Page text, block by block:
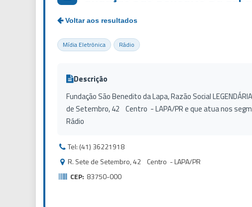
Mídia Eletrônica Rádio
Descrição
Fundação São Benedito da Lapa, Razão Social
de Setembro, 42 Centro - LAPA/PR e que atua nos
Rádio
Tel: (41) 36221918
R. Sete de Setembro, 42 Centro - LAPA/PR
CEP: 83750-000